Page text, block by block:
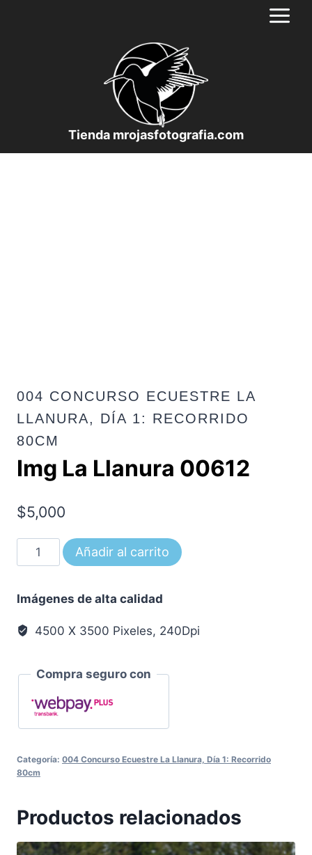
Tienda mrojasfotografia.com
004 CONCURSO ECUESTRE LA
LLANURA, DÍA 1: RECORRIDO
80CM
Img La Llanura 00612
$5,000
La
00612
cantidad
Añadir al carrito
Imágenes de alta calidad
4500 X 3500 Pixeles, 240Dpi
Compra seguro con
Categoría: 004 Concurso Ecuestre La Llanura, Día 1: Recorrido
80cm
Productos relacionados